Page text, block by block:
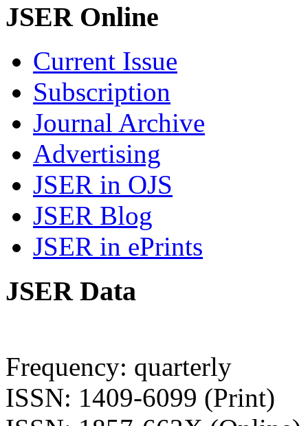
JSER Online
Current Issue
Subscription
Journal Archive
Advertising
JSER in OJS
JSER Blog
JSER in ePrints
JSER Data
Frequency: quarterly
ISSN: 1409-6099 (Print)